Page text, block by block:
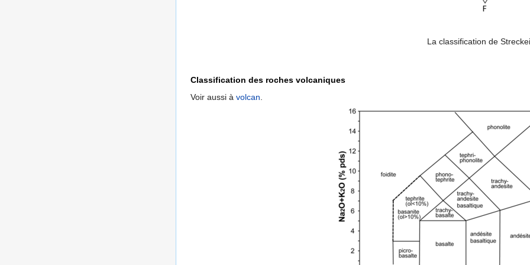
La classification de
Classification des roches volcaniques
Voir aussi à volcan.